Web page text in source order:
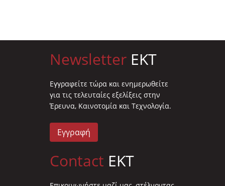
Newsletter EKT
Eγγραφείτε τώρα και ενημερωθείτε
για τις τελευταίες εξελίξεις στην
Έρευνα, Καινοτομία και Τεχνολογία.
Εγγραφή
Contact EKT